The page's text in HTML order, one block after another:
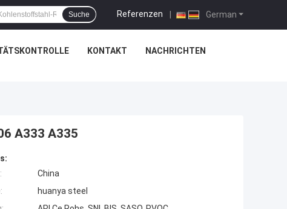
German
Referenzen |
Suche
KONTAKT NACHRICHTEN
A333 A335
China
huanya steel